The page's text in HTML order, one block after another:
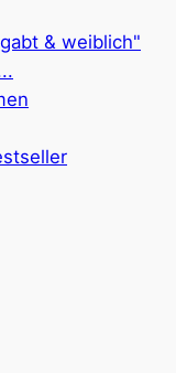
& weiblich"